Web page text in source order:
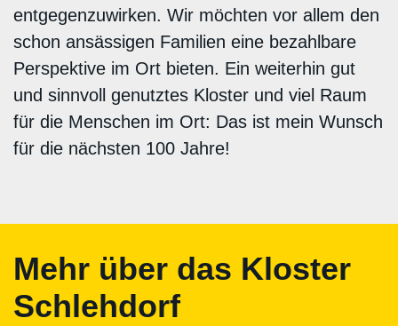
entgegenzuwirken. Wir möchten vor allem den
schon ansässigen Familien eine bezahlbare
Perspektive im Ort bieten. Ein weiterhin gut
und sinnvoll genutztes Kloster und viel Raum
für die Menschen im Ort: Das ist mein Wunsch
für die nächsten 100 Jahre!
Mehr über das Kloster
Schlehdorf